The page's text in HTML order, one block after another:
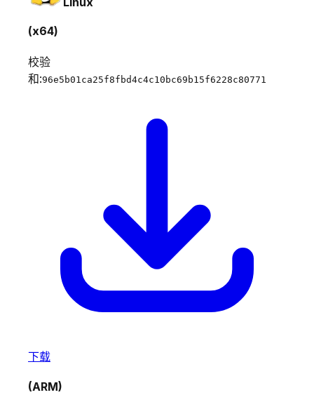
(x64)
校验
和:96e5b01ca25f8fbd4c4c10bc69b15f6228c80771
下载
(ARM)